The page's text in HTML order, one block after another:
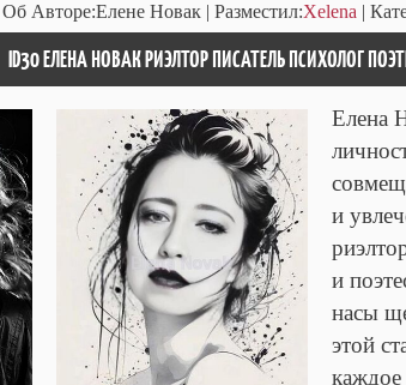
Об Авторе:Елене Новак | Разместил:Xelena |
ID30 ЕЛЕНА НОВАК РИЭЛТОР ПИСАТЕЛЬ ПСИХОЛОГ
Елена
и
и
насы
этой
каждое